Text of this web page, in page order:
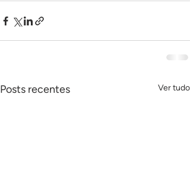
Posts recentes Ver tudo